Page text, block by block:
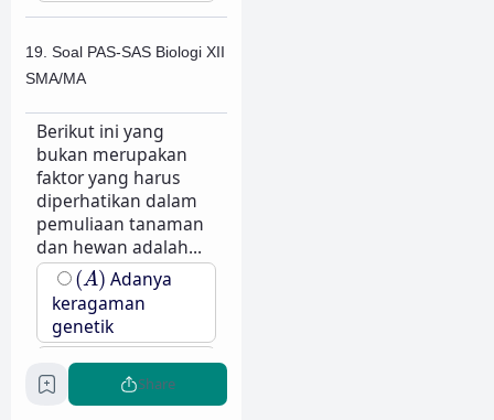
19. Soal PAS-SAS Biologi XII
SMA/MA
Berikut ini yang
bukan merupakan
faktor yang harus
diperhatikan dalam
pemuliaan tanaman
dan hewan adalah...
(A)
(A) Adanya
keragaman
genetik
(B)
(B)
Pembatasan
variasi
Share